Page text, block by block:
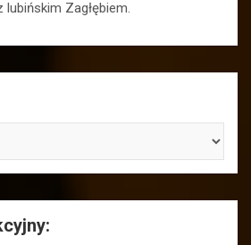
Zagłębiem.